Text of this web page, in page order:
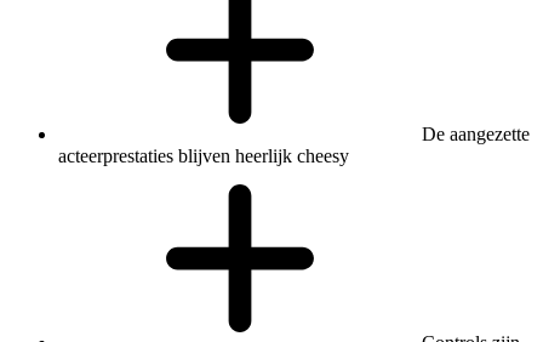
De aangezette
acteerprestaties blijven heerlijk cheesy